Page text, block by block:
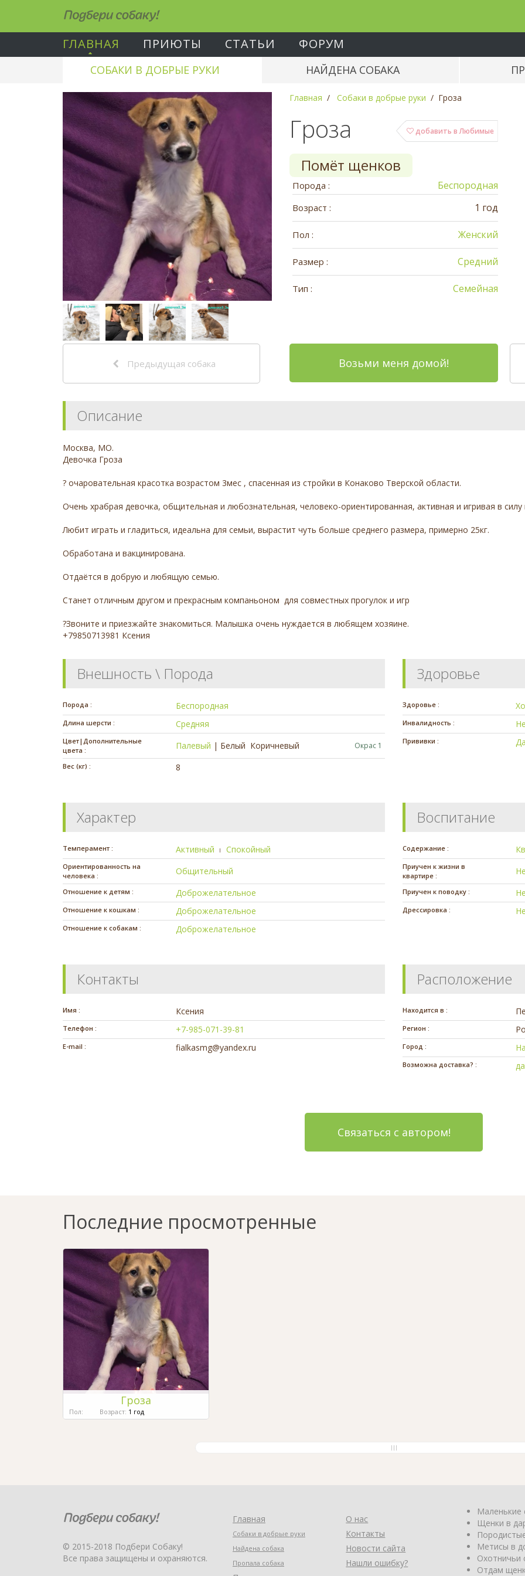
Подбери собаку!
ГЛАВНАЯ ПРИЮТЫ СТАТЬИ ФОРУМ
СОБАКИ В ДОБРЫЕ РУКИ НАЙДЕНА СОБАКА
Главная Собаки в добрые руки Гроза
добавить в Любимые
Гроза
Помёт щенков
Порода : Беспородная
Возраст : 1 год
Пол : Женский
Размер : Средний
Тип : Семейная
Предыдущая собака Возьми меня домой!
Описание
Москва, МО.
Девочка Гроза
? очаровательная красотка возрастом 3мес , спасенная из стройки в Конаково Тверской области.
Очень храбрая девочка, общительная и любознательная, человеко-ориентированная, активная и игривая в силу
Любит играть и гладиться, идеальна для семьи, вырастит чуть больше среднего размера, примерно 25кг.
Обработана и вакцинирована.
Отдаётся в добрую и любящую семью.
Станет отличным другом и прекрасным компаньоном для совместных прогулок и игр
?Звоните и приезжайте знакомиться. Малышка очень нуждается в любящем хозяине.
+79850713981 Ксения
Внешность \ Порода
Порода : Беспородная
Длина шерсти : Средняя
Цвет|Дополнительные
цвета :
Палевый | Белый Коричневый Окрас 1
Вес (кг) : 8
Здоровье
Здоровье :
Инвалидность :
Прививки : Да
Характер
Темперамент : Активный Спокойный
Ориентированность на
человека :
Общительный
Отношение к детям : Доброжелательное
Отношение к кошкам : Доброжелательное
Отношение к собакам : Доброжелательное
Воспитание
Содержание :
Приучен к жизни в
квартире :
Приучен к поводку :
Дрессировка :
Контакты
Имя : Ксения
Телефон : +7-985-071-39-81
E-mail : fialkasmg@yandex.ru
Расположение
Находится в :
Регион :
Город :
Возможна доставка? : да
Связаться с автором!
Последние просмотренные
Гроза
Пол: Возраст: 1 год
© 2015-2018 Подбери Собаку!
Все права защищены и охраняются.
Главная
Собаки в добрые руки
Найдена собака
Пропала собака
О нас
Контакты
Новости сайта
Нашли ошибку?
Маленькие
Щенки в
Метисы в
Охотничьи
Отдам